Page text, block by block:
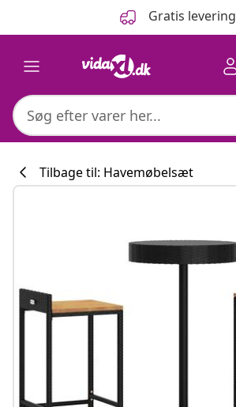
Gratis levering
#sharemevidaxl
Tilbage til: Havemøbelsæt